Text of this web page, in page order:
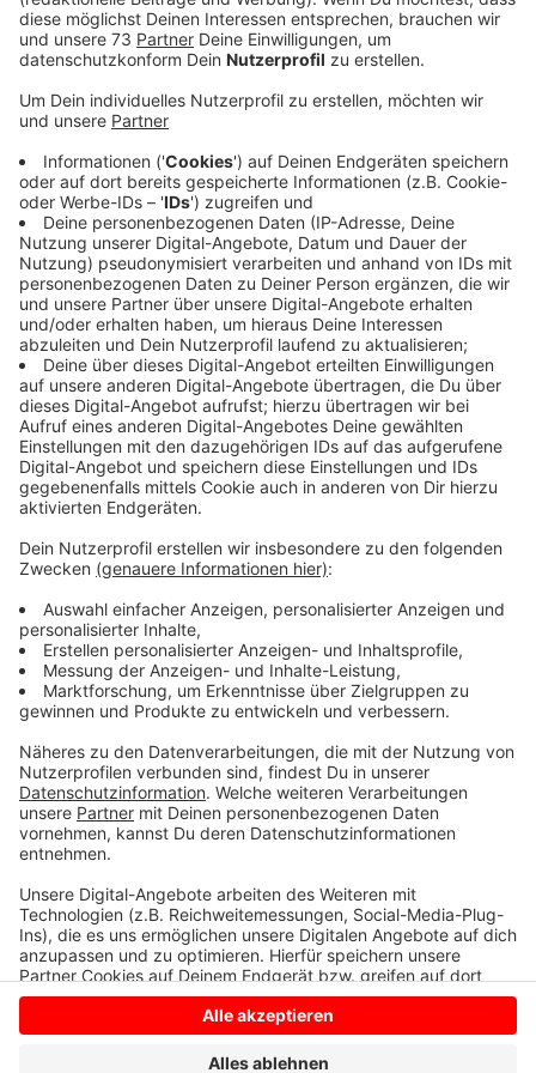
Anzeige
Selbstlose Hochwasserhilfe
Anzeige
Anton Kormann, sein Bruder Alois und dessen Frau Ulla
haben sich nach dem verheerenden Hochwasser im
Ahrtal ohne Zögern für den Wiederaufbau engagiert,
hieß es in der Laudatio des Bürgermeisters. Sie hätten
als Handwerker dort angepackt, wo ihre Hilfe am
dringendsten gebraucht wurde und so den Menschen
im Ahrtal Hoffnung gegeben. Zweiter Preisträger sind
die Ehrenamtlichen des Adventsbasars "Herzblut". Seit
dem Start des Basars vor neun Jahren sind insgesamt
zusammen gekommen. Im vergangenen Jahr floss der
Arbeiter-Samariter-Bundes. Ihr selbstloses Handeln
und ihr Einsatz wurde am Abend (Montag, 4.
November) in einer Feierstunde im Naturparkhaus in
Raesfeld gewürdigt.
Anzeige
Anzeige